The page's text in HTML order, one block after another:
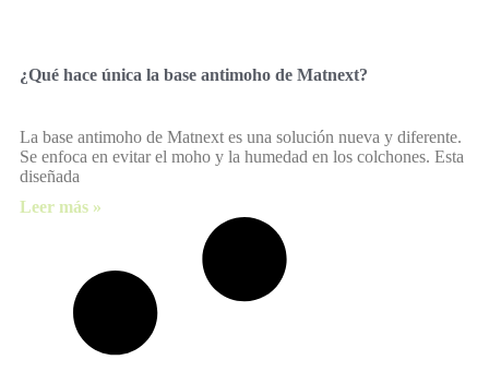
¿Qué hace única la base antimoho de Matnext?
La base antimoho de Matnext es una solución nueva y diferente.
Se enfoca en evitar el moho y la humedad en los colchones. Esta
diseñada
Leer más »